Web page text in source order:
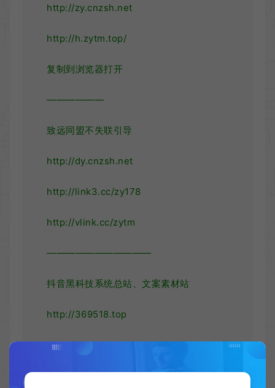
http://zy.cnzsh.net
http://h.zytm.top/
复制到浏览器打开
——————
致远同盟不失联引导
http://dy.cnzsh.net
http://link3.cc/zy178
http://vlink.cc/zytm
———————————
抖音黑科技系统总站、文案素材站
http://369518.top
———————-
联系我们：QQ/微信：